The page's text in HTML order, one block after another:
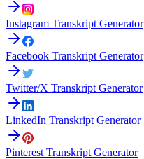
Instagram Transkript Generator
Facebook Transkript Generator
Twitter/X Transkript Generator
LinkedIn Transkript Generator
Pinterest Transkript Generator